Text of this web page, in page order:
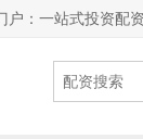
户：一站式投资配